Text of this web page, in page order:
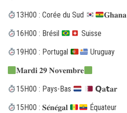
13H00 : Corée du Sud
𝐆𝐡𝐚𝐧𝐚
16H00 : Brésil
Suisse
19H00 : Portugal
Uruguay
𝐌𝐚𝐫𝐝𝐢 𝟐𝟗 𝐍𝐨𝐯𝐞𝐦𝐛𝐫𝐞
15H00 : Pays-Bas
𝗤𝐚𝘁𝐚𝐫
15H00 : 𝐒𝐞́𝐧𝐞́𝐠𝐚𝐥
Équateur